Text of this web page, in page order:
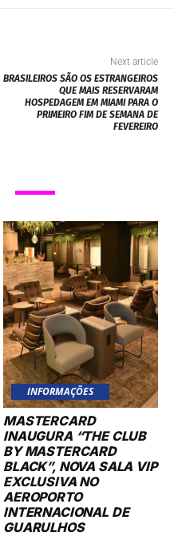
Next article
BRASILEIROS SÃO OS ESTRANGEIROS
QUE MAIS RESERVARAM
HOSPEDAGEM EM MIAMI PARA O
PRIMEIRO FIM DE SEMANA DE
FEVEREIRO
INFORMAÇÕES
MASTERCARD
INAUGURA “THE CLUB
BY MASTERCARD
BLACK”, NOVA SALA VIP
EXCLUSIVA NO
AEROPORTO
INTERNACIONAL DE
GUARULHOS